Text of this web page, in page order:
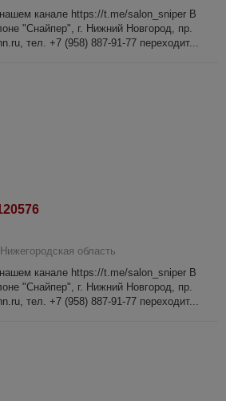
канале https://t.me/salon_sniper В
"Снайпер", г. Нижний Новгород, пр.
тел. +7 (958) 887-91-77 переходит...
Нижегородская область
канале https://t.me/salon_sniper В
"Снайпер", г. Нижний Новгород, пр.
тел. +7 (958) 887-91-77 переходит...